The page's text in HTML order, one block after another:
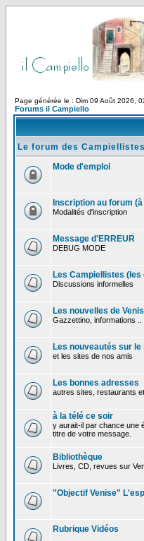
Page générée le : Dim 09 Août 2026,
Forums il Campiello
Le forum des Campiellistes
Mode d'emploi
Inscription au forum
Modalités d'inscription
Message d'ERREUR
DEBUG MODE
Les Campiellistes
Discussions informelles
Les nouvelles de
Gazzettino, informations ..
Les nouveautés sur le
et les sites de nos amis
Les bonnes adresses
autres sites, restaurants
à la télé ce soir
y aurait-il par chance une
titre de votre message.
Bibliothèque
Livres, CD, revues sur
"Objectif Venise"
Rubrique Vidéos